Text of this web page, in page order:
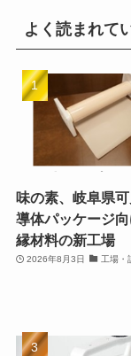
よく読まれて
味の素、岐阜県
導体パッケージ
縁材料の新工場
2026年8月3日 工場・